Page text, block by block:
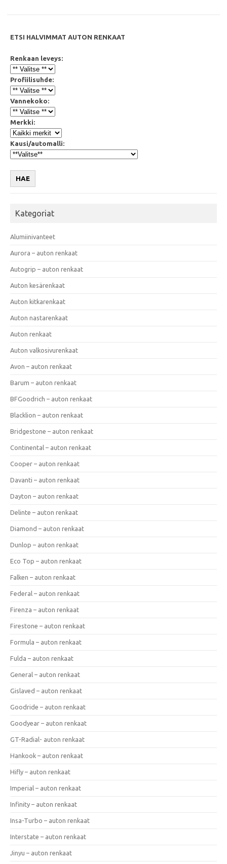
ETSI HALVIMMAT AUTON RENKAAT
Renkaan leveys:
Profiilisuhde:
Vannekoko:
Merkki:
Kausi/automalli:
HAE
Kategoriat
Alumiinivanteet
Aurora – auton renkaat
Autogrip – auton renkaat
Auton kesärenkaat
Auton kitkarenkaat
Auton nastarenkaat
Auton renkaat
Auton valkosivurenkaat
Avon – auton renkaat
Barum – auton renkaat
BFGoodrich – auton renkaat
Blacklion – auton renkaat
Bridgestone – auton renkaat
Continental – auton renkaat
Cooper – auton renkaat
Davanti – auton renkaat
Dayton – auton renkaat
Delinte – auton renkaat
Diamond – auton renkaat
Dunlop – auton renkaat
Eco Top – auton renkaat
Falken – auton renkaat
Federal – auton renkaat
Firenza – auton renkaat
Firestone – auton renkaat
Formula – auton renkaat
Fulda – auton renkaat
General – auton renkaat
Gislaved – auton renkaat
Goodride – auton renkaat
Goodyear – auton renkaat
GT-Radial- auton renkaat
Hankook – auton renkaat
Hifly – auton renkaat
Imperial – auton renkaat
Infinity – auton renkaat
Insa-Turbo – auton renkaat
Interstate – auton renkaat
Jinyu – auton renkaat